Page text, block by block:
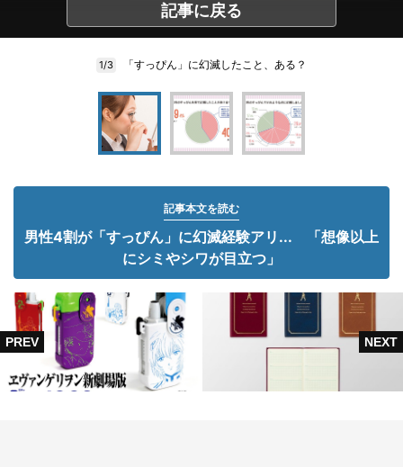
記事に戻る
1/3 「すっぴん」に幻滅したこと、ある？
記事本文を読む
男性4割が「すっぴん」に幻滅経験アリ... 「想像以上
にシミやシワが目立つ」